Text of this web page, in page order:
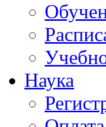
Наука